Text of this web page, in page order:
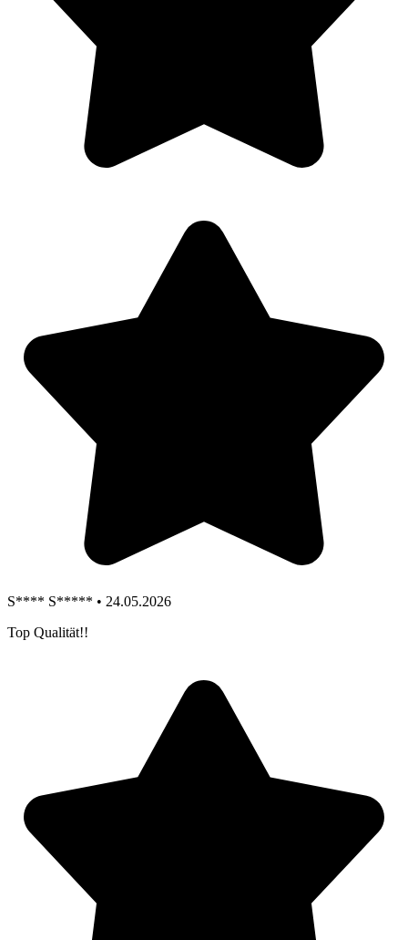
S**** S***** • 24.05.2026
Top Qualität!!